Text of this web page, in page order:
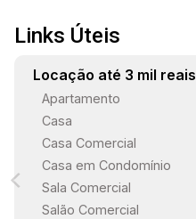
Links Úteis
Locação até 3 mil reais
Apartamento
Casa
Casa Comercial
Casa em Condomínio
Sala Comercial
Salão Comercial